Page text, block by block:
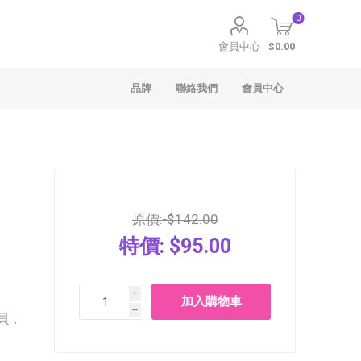
會員中心
0
$0.00
品牌
Häagen-Dazs
聯絡我們 會員中心
，
原價: $142.00
特價: $95.00
i
h